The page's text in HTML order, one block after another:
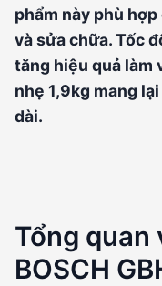
phẩm này phù
và sửa chữa. Tốc
tăng hiệu quả làm
nhẹ 1,9kg mang
dài.
Tổng quan
BOSCH